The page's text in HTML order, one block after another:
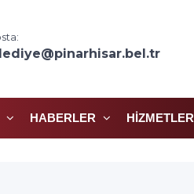
HABERLER HIZMETLER